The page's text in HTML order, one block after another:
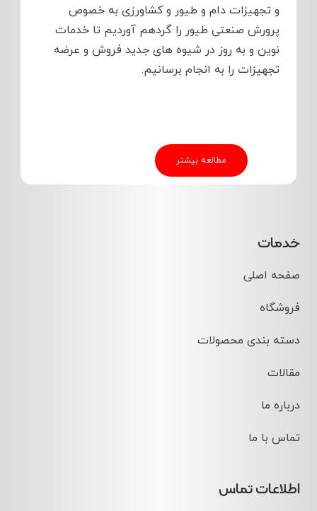
نوین و به روز در شیوه های جدید فروش و عرضه
تجهیزات را به انجام برسانیم.
صفحه اصلی
فروشگاه
دسته بندی محصولات
مقالات
درباره ما
تماس با ما
اطلاعات تماس
تهران، خیابان توحید، پلاک 19